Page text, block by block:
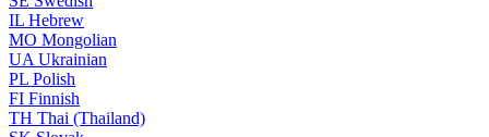
IL Hebrew
MO Mongolian
UA Ukrainian
PL Polish
FI Finnish
TH Thai (Thailand)